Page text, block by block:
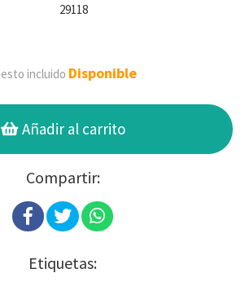
29118
incluido Disponible
Añadir al carrito
Compartir:
Etiquetas: